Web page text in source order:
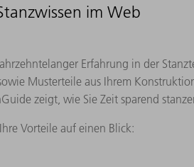
im Web
Erfahrung in der
Musterteile aus Ihrem
zeigt, wie Sie Zeit sparend
Ihre Vorteile auf einen Blick: